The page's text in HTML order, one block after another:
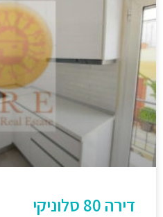
דירה 80 סלוניקי